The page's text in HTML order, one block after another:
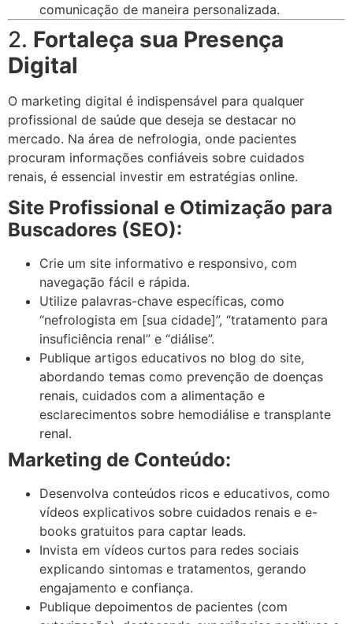
comunicação de maneira personalizada.
2. Fortaleça sua Presença
Digital
O marketing digital é indispensável para qualquer
profissional de saúde que deseja se destacar no
mercado. Na área de nefrologia, onde pacientes
procuram informações confiáveis sobre cuidados
renais, é essencial investir em estratégias online.
Site Profissional e Otimização para
Buscadores (SEO):
Crie um site informativo e responsivo, com
navegação fácil e rápida.
Utilize palavras-chave específicas, como
“nefrologista em [sua cidade]”, “tratamento para
insuficiência renal” e “diálise”.
Publique artigos educativos no blog do site,
abordando temas como prevenção de doenças
renais, cuidados com a alimentação e
esclarecimentos sobre hemodiálise e transplante
renal.
Marketing de Conteúdo:
Desenvolva conteúdos ricos e educativos, como
vídeos explicativos sobre cuidados renais e e-
books gratuitos para captar leads.
Invista em vídeos curtos para redes sociais
explicando sintomas e tratamentos, gerando
engajamento e confiança.
Publique depoimentos de pacientes (com